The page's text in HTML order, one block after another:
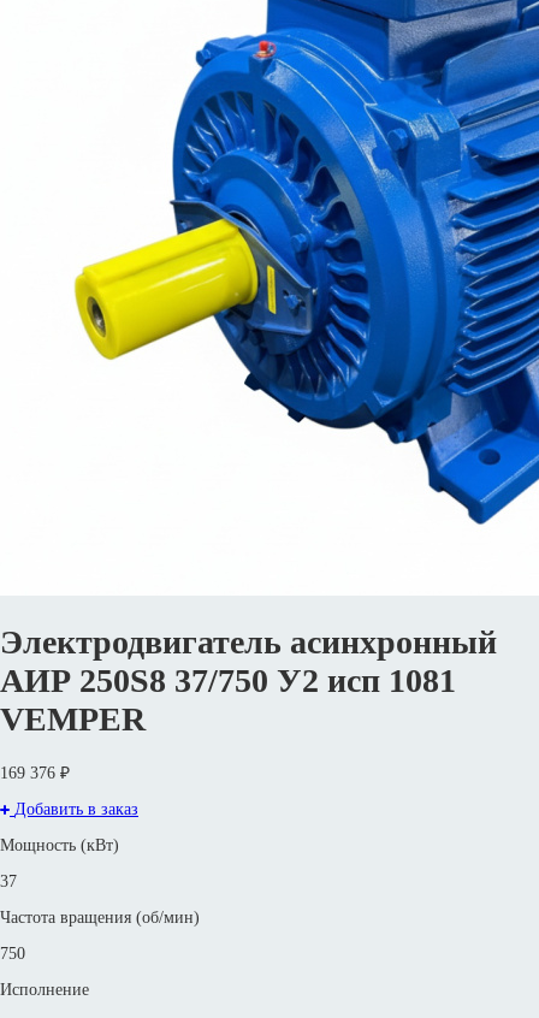
Электродвигатель асинхронный
АИР 250S8 37/750 У2 исп 1081
VEMPER
169 376 ₽
Добавить в заказ
Мощность (кВт)
37
Частота вращения (об/мин)
750
Исполнение